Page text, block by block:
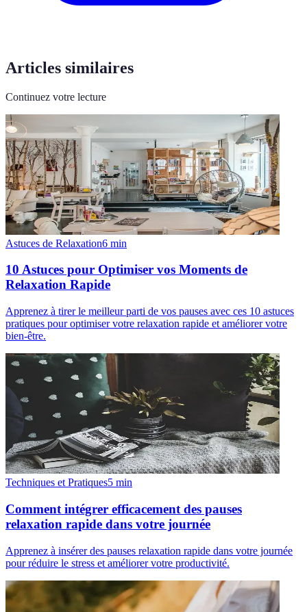
Articles similaires
Continuez votre lecture
Astuces de Relaxation6 min
10 Astuces pour Optimiser vos Moments de
Relaxation Rapide
Apprenez à tirer le meilleur parti de vos pauses avec ces 10 astuces
pratiques pour optimiser votre relaxation rapide et améliorer votre
bien-être.
Techniques et Pratiques5 min
Comment intégrer efficacement des pauses
relaxation rapide dans votre journée
Apprenez à insérer des pauses relaxation rapide dans votre journée
pour réduire le stress et améliorer votre productivité.